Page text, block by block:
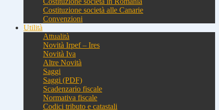
Costituzione società alle Canarie
Convenzioni
Utilità
Attualità
Novità Irpef – Ires
Novità Iva
Altre Novità
Saggi
Saggi (PDF)
Scadenzario fiscale
Normativa fiscale
Codici tributo e catastali